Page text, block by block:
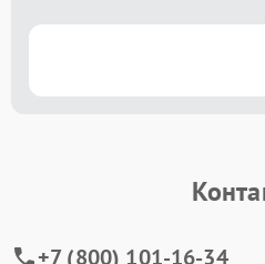
+7 (800) 101-16-34